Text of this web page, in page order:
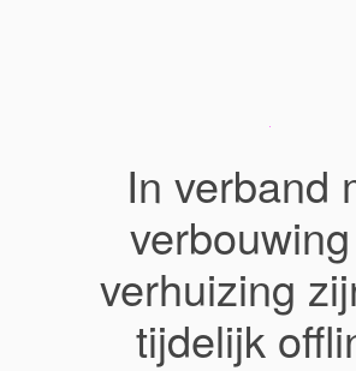
In verband
verhuizing
tijdelijk